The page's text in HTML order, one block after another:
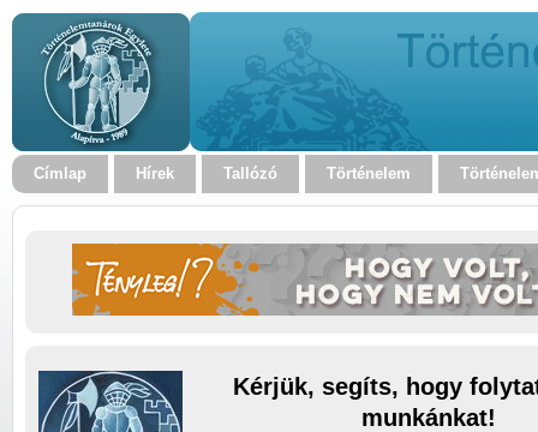
Címlap Hírek Tallózó Történelem
Kérjük, segíts, hogy
munkánkat!